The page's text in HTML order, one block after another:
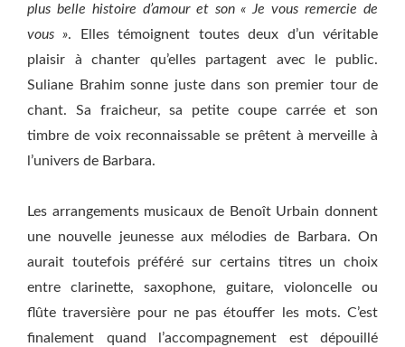
plus belle histoire d’amour et son « Je vous remercie de
vous ». Elles témoignent toutes deux d’un véritable
plaisir à chanter qu’elles partagent avec le public.
Suliane Brahim sonne juste dans son premier tour de
chant. Sa fraicheur, sa petite coupe carrée et son
timbre de voix reconnaissable se prêtent à merveille à
l’univers de Barbara.
Les arrangements musicaux de Benoît Urbain donnent
une nouvelle jeunesse aux mélodies de Barbara. On
aurait toutefois préféré sur certains titres un choix
entre clarinette, saxophone, guitare, violoncelle ou
flûte traversière pour ne pas étouffer les mots. C’est
finalement quand l’accompagnement est dépouillé